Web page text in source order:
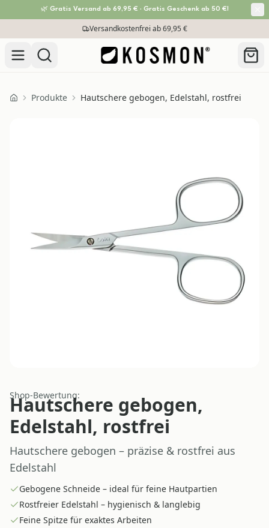
🌿 Gratis Versand ab 69,95 € · Gratis Geschenk ab 50 €!
Zum Inhalt springenVersandkostenfrei ab 69,95 €
HomeProdukte Hautschere gebogen, Edelstahl, rostfrei
Shop-Bewertung:
Hautschere gebogen,
Edelstahl, rostfrei
Hautschere gebogen – präzise & rostfrei aus
Edelstahl
Gebogene Schneide – ideal für feine Hautpartien
Rostfreier Edelstahl – hygienisch & langlebig
Feine Spitze für exaktes Arbeiten